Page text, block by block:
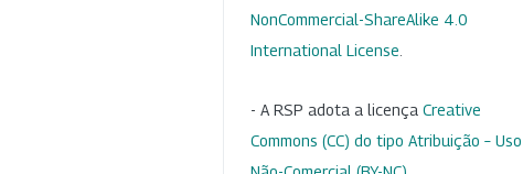
NonCommercial-ShareAlike 4.0
International License
- A RSP adota a licença Creative
Commons (CC) do tipo Atribuição – Uso